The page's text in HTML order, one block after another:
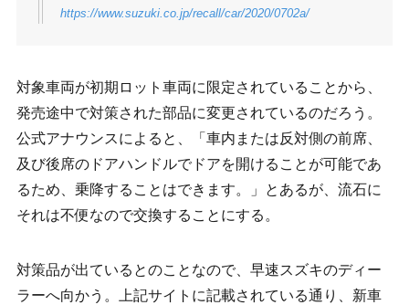
https://www.suzuki.co.jp/recall/car/2020/0702a/
対象車両が初期ロット車両に限定されていることから、
発売途中で対策された部品に変更されているのだろう。
公式アナウンスによると、「車内または反対側の前席、
及び後席のドアハンドルでドアを開けることが可能であ
るため、乗降することはできます。」とあるが、流石に
それは不便なので交換することにする。
対策品が出ているとのことなので、早速スズキのディー
ラーへ向かう。上記サイトに記載されている通り、新車